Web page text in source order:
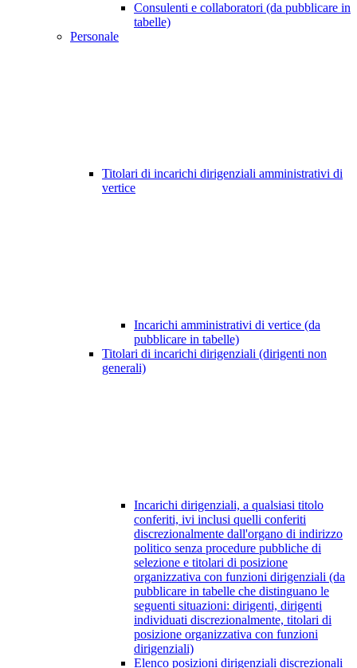
Consulenti e collaboratori (da pubblicare in
tabelle)
Personale
Titolari di incarichi dirigenziali amministrativi di
vertice
Incarichi amministrativi di vertice (da
pubblicare in tabelle)
Titolari di incarichi dirigenziali (dirigenti non
generali)
Incarichi dirigenziali, a qualsiasi titolo
conferiti, ivi inclusi quelli conferiti
discrezionalmente dall'organo di indirizzo
politico senza procedure pubbliche di
selezione e titolari di posizione
organizzativa con funzioni dirigenziali (da
pubblicare in tabelle che distinguano le
seguenti situazioni: dirigenti, dirigenti
individuati discrezionalmente, titolari di
posizione organizzativa con funzioni
dirigenziali)
Elenco posizioni dirigenziali discrezionali